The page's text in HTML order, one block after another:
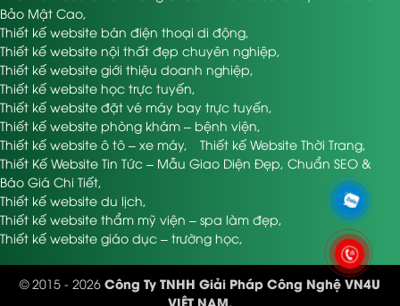
Bảo Mật Cao
Thiết kế website bán điện thoại di động
Thiết kế website nội thất đẹp chuyên nghiệp
Thiết kế website giới thiệu doanh nghiệp
Thiết kế website học trực tuyến
Thiết kế website đặt vé máy bay trực tuyến
Thiết kế website phòng khám – bệnh viện
Thiết kế website ô tô – xe máy, Thiết kế Website Thời Trang
Thiết Kế Website Tin Tức – Mẫu Giao Diện Đẹp, Chuẩn SEO &
Báo Giá Chi Tiết
Thiết kế website du lịch
Thiết kế website thẩm mỹ viện – spa làm đẹp
Thiết kế website giáo dục – trường học
© 2015 - 2026 Công Ty TNHH Giải Pháp Công Nghệ VN4U
VIỆT NAM.